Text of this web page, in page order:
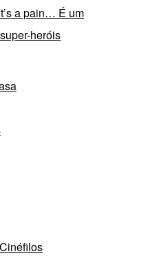
a pain… É um
heróis